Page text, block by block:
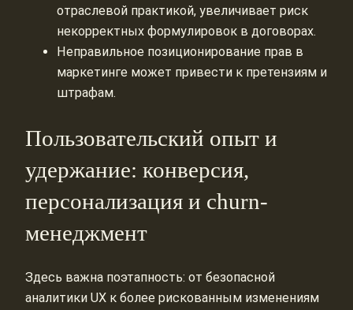
отраслевой практикой, увеличивает риск
некорректных формулировок в договорах.
Неправильное позиционирование прав в
маркетинге может привести к претензиям и
штрафам.
Пользовательский опыт и
удержание: конверсия,
персонализация и churn-
менеджмент
Здесь важна поэтапность: от безопасной
аналитики UX к более рискованным изменениям